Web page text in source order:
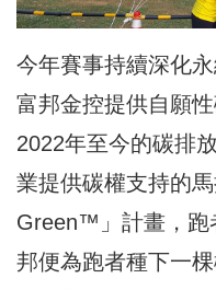
今年賽事持續深化
富邦金控提供自願
2022年至今的碳排
業提供碳權支持的
Green™」計畫，跑
邦便為跑者種下一